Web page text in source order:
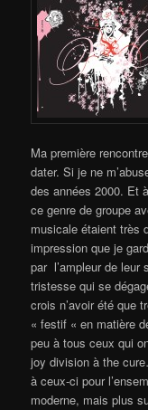
Ma première
dater. Si je ne
des années 2000. Et
ce genre de groupe
musicale étaient très
impression que je
par l’ampleur de leur
tristesse qui se
crois n’avoir été que
« festif « en matière
peu à tous ceux qui
joy division à the
à ceux-ci pour
moderne, mais plus